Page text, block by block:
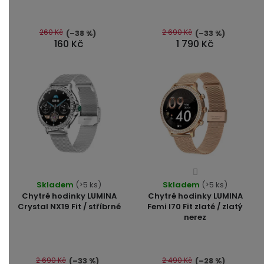
160 Kč
260 Kč (–38 %)
5
hvězdiček.
1 790 Kč
2 690 Kč (–33 %)
Chytré hodinky LUMINA
Crystal NX19 Fit / stříbrné
hodnocení
produktu
5
Skladem (>5 ks)
2 690 Kč (–33 %)
Chytré hodinky LUMINA
Femi I70 Fit zlaté / zlatý
nerez
Průměrné
hodnocení
produktu
je
5
Skladem (>5 ks)
2 490 Kč (–28 %)